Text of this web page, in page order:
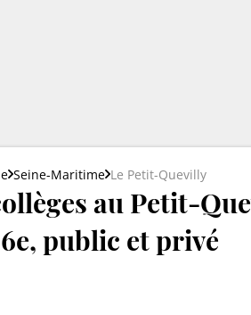
Seine-Maritime Le Petit-Quevilly
au Petit-
public et privé